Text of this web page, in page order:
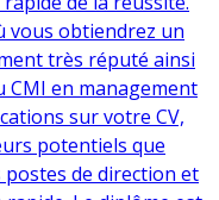
vous obtiendrez un
très réputé ainsi
CMI en management
sur votre CV,
potentiels que
postes de direction et